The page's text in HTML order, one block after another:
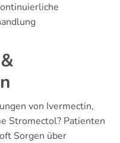
von Ivermectin,
Stromectol? Patienten
Sorgen über